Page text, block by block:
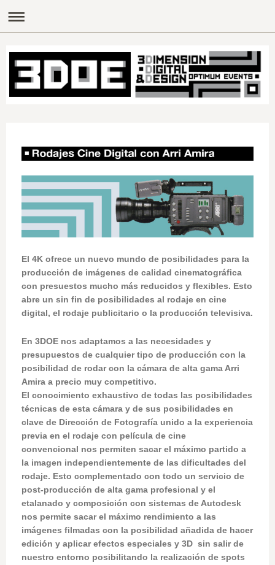
El 4K ofrece un nuevo mundo de posibilidades para la
producción de imágenes de calidad cinematográfica
con presuestos mucho más reducidos y flexibles. Esto
abre un sin fin de posibilidades al rodaje en cine
digital, el rodaje publicitario o la producción televisiva.
En 3DOE nos adaptamos a las necesidades y
presupuestos de cualquier tipo de producción con la
posibilidad de rodar con la cámara de alta gama Arri
Amira a precio muy competitivo.
El conocimiento exhaustivo de todas las posibilidades
técnicas de esta cámara y de sus posibilidades en
clave de Dirección de Fotografía unido a la experiencia
previa en el rodaje con película de cine
convencional nos permiten sacar el máximo partido a
la imagen independientemente de las dificultades del
rodaje. Esto complementado con todo un servicio de
post-producción de alta gama profesional y el
etalanado y composición con sistemas de Autodesk
nos permite sacar el máximo rendimiento a las
imágenes filmadas con la posibilidad añadida de hacer
edición y aplicar efectos especiales y 3D sin salir de
nuestro entorno posibilitando la realización de spots